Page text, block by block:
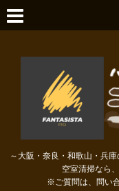
～大阪・奈良・和歌山・兵
空室清掃なら
※ご質問は、問い